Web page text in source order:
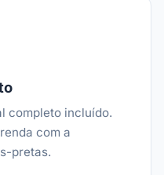
completo incluído.
com a
pretas.